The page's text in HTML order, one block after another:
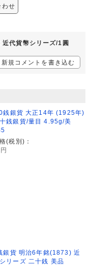
わせ
代貨幣シリーズ/1圓
新規コメントを書き込む
銭銀貨 大正14年 (1925年)
銭銀貨/量目 4.95g/美
(税別)：
円
銀貨 明治6年銘(1873) 近
リーズ 二十銭 美品